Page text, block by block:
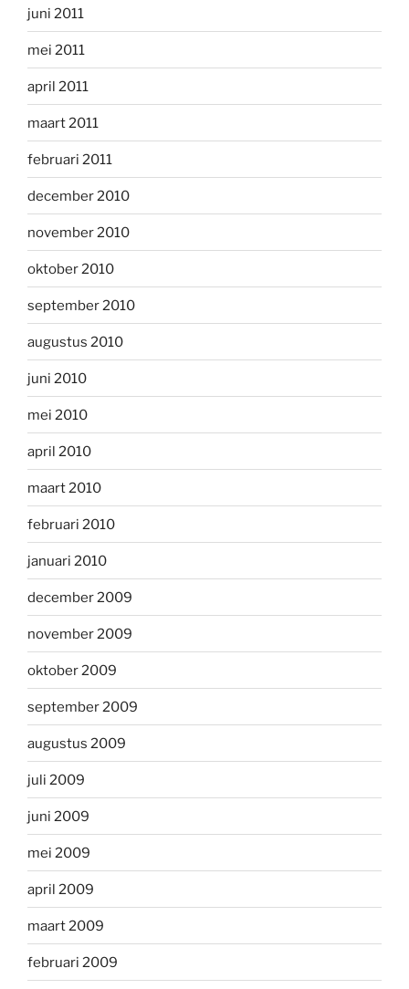
juni 2011
mei 2011
april 2011
maart 2011
februari 2011
december 2010
november 2010
oktober 2010
september 2010
augustus 2010
juni 2010
mei 2010
april 2010
maart 2010
februari 2010
januari 2010
december 2009
november 2009
oktober 2009
september 2009
augustus 2009
juli 2009
juni 2009
mei 2009
april 2009
maart 2009
februari 2009